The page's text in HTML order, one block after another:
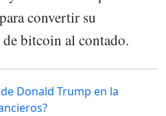
convertir su
bitcoin al contado.
Donald Trump en la